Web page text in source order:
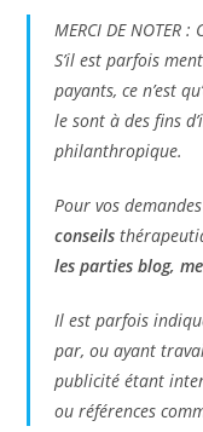
MERCI DE NOTER
S’il est parfois
payants, ce n’est
le sont à des fins
philanthropique.
Pour vos
conseils
les parties blog,
Il est parfois
par, ou ayant
publicité étant
ou références